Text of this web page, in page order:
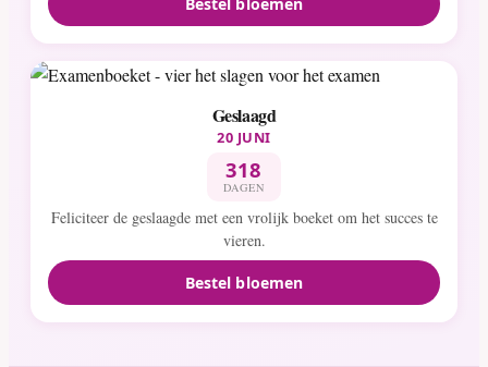
Geslaagd
20 JUNI
318
DAGEN
Feliciteer de geslaagde met een vrolijk boeket om het succes te
vieren.
Bestel bloemen